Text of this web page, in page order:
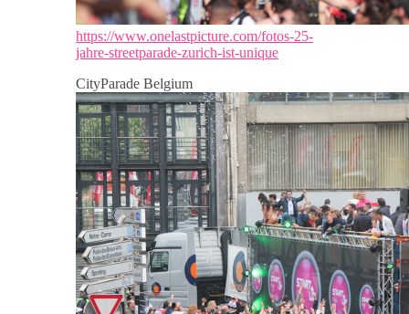
https://www.onelastpicture.com/fotos-25-
jahre-streetparade-zurich-ist-unique
CityParade Belgium